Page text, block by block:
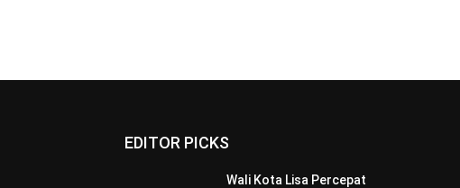
EDITOR PICKS
Wali Kota Lisa Percepat